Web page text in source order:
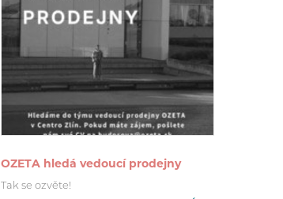
OZETA hledá vedoucí prodejny
Tak se ozvěte!